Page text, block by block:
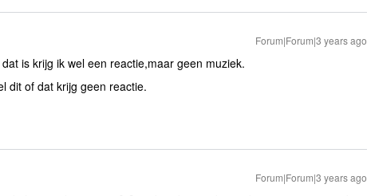
Forum|Forum|3 years ago
is krijg ik wel een reactie,maar geen muziek.
dit of dat krijg geen reactie.
Forum|Forum|3 years ago